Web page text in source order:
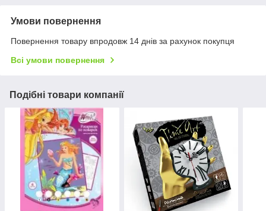
Умови повернення
Повернення товару впродовж 14 днів за рахунок покупця
Всі умови повернення
Подібні товари компанії